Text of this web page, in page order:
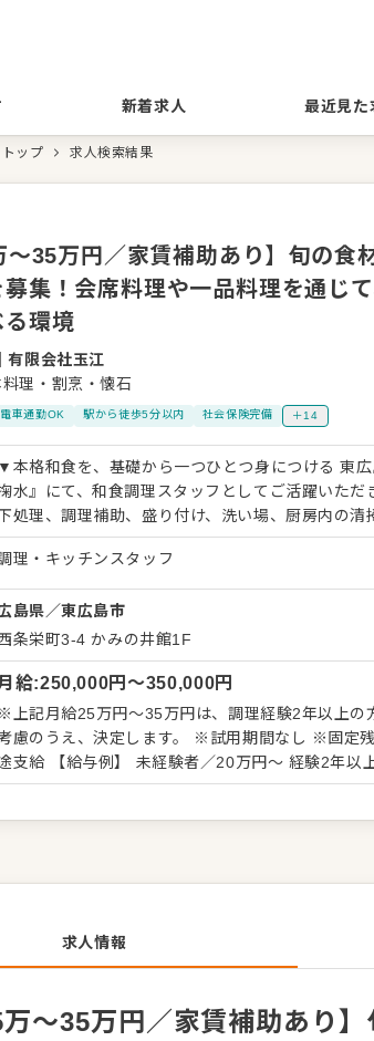
新着求人 最近見た
ップ 求人検索結果
～35万円／家賃補助あり】旬の食
集！会席料理や一品料理を通じ
る環境
｜有限会社玉江
理・割烹・懐石
電車通勤OK 駅から徒歩5分以内 社会保険完備 ＋14
▼本格和食を、基礎から一つひとつ身につける 東
水』にて、和食調理スタッフとしてご活躍いた
処理、調理補助、盛り付け、洗い場、厨房内の清
験に合わせて、できる仕事からスタート 和食調
・野菜の仕込み、一品料理、会席料理の調理、盛
の経験を活かしながら、店舗の味や提供の流れ
ける環境です。 ▼経験が浅い方も、丁寧に学べる環境 調理経験が浅い方や和食が初めての
も、包丁の使い方、食材の扱い方、出汁の取り方
。最初からすべてを任せるのではなく、洗い場
を覚えながら、段階的に成長していただくイメージです。 ▼特別な一席を支え
当店では、ランチや会席料理を中心に、お祝い、
ご来店されるお客様をお迎えしています。料理
ミングも大切にしながら、一皿一皿に丁寧に向き
理・キッチンスタッフ
島県／東広島市
条栄町3-4 かみの井館1F
給:250,000円〜350,000円
※上記月給25万円～35万円は、調理経験2年以上
慮のうえ、決定します。 ※試用期間なし ※固定
与例】 未経験者／20万円～ 経験2年以上／25万円～ 経験10年／30万円～ 飲食店で
店長経験者／35万円～ ※あくまで一例となり、
求人情報
万～35万円／家賃補助あり